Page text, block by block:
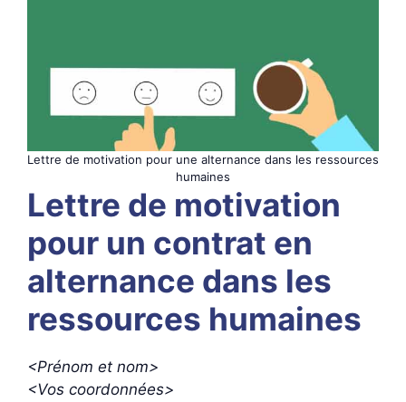
Lettre de motivation pour une alternance dans les ressources
humaines
Lettre de motivation
pour un contrat en
alternance dans les
ressources humaines
<Prénom et nom>
<Vos coordonnées>